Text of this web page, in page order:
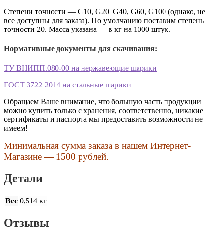
Степени точности — G10, G20, G40, G60, G100 (однако, не
все доступны для заказа). По умолчанию поставим степень
точности 20. Масса указана — в кг на 1000 штук.
Нормативные документы для скачивания:
ТУ ВНИПП.080-00 на нержавеющие шарики
ГОСТ 3722-2014 на стальные шарики
Обращаем Ваше внимание, что большую часть продукции
можно купить только с хранения, соответственно, никакие
сертификаты и паспорта мы предоставить возможности не
имеем!
Минимальная сумма заказа в нашем Интернет-
Магазине — 1500 рублей.
Детали
Вес 0,514 кг
Отзывы